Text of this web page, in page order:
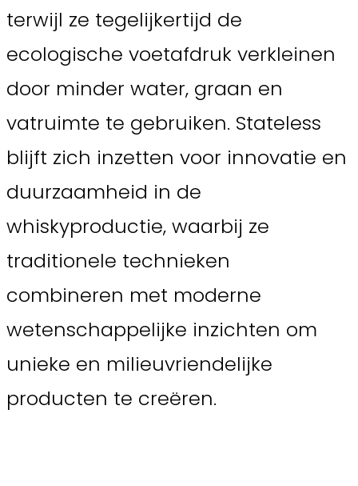
terwijl ze tegelijkertijd de
ecologische voetafdruk verkleinen
door minder water, graan en
vatruimte te gebruiken. Stateless
blijft zich inzetten voor innovatie en
duurzaamheid in de
whiskyproductie, waarbij ze
traditionele technieken
combineren met moderne
wetenschappelijke inzichten om
unieke en milieuvriendelijke
producten te creëren.